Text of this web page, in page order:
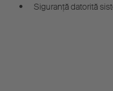
Siguranță datorită